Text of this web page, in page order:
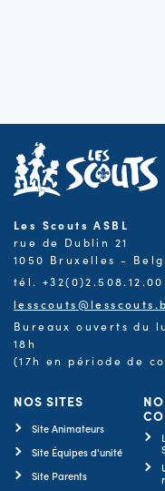
Les Scouts ASBL
rue de Dublin 21
1050 Bruxelles -
tél. +32(0)2.508.12.00
Bureaux ouverts du
18h
(17h en période de
NOS SITES
Site Animateurs
Site Équipes d'unité
Site Parents